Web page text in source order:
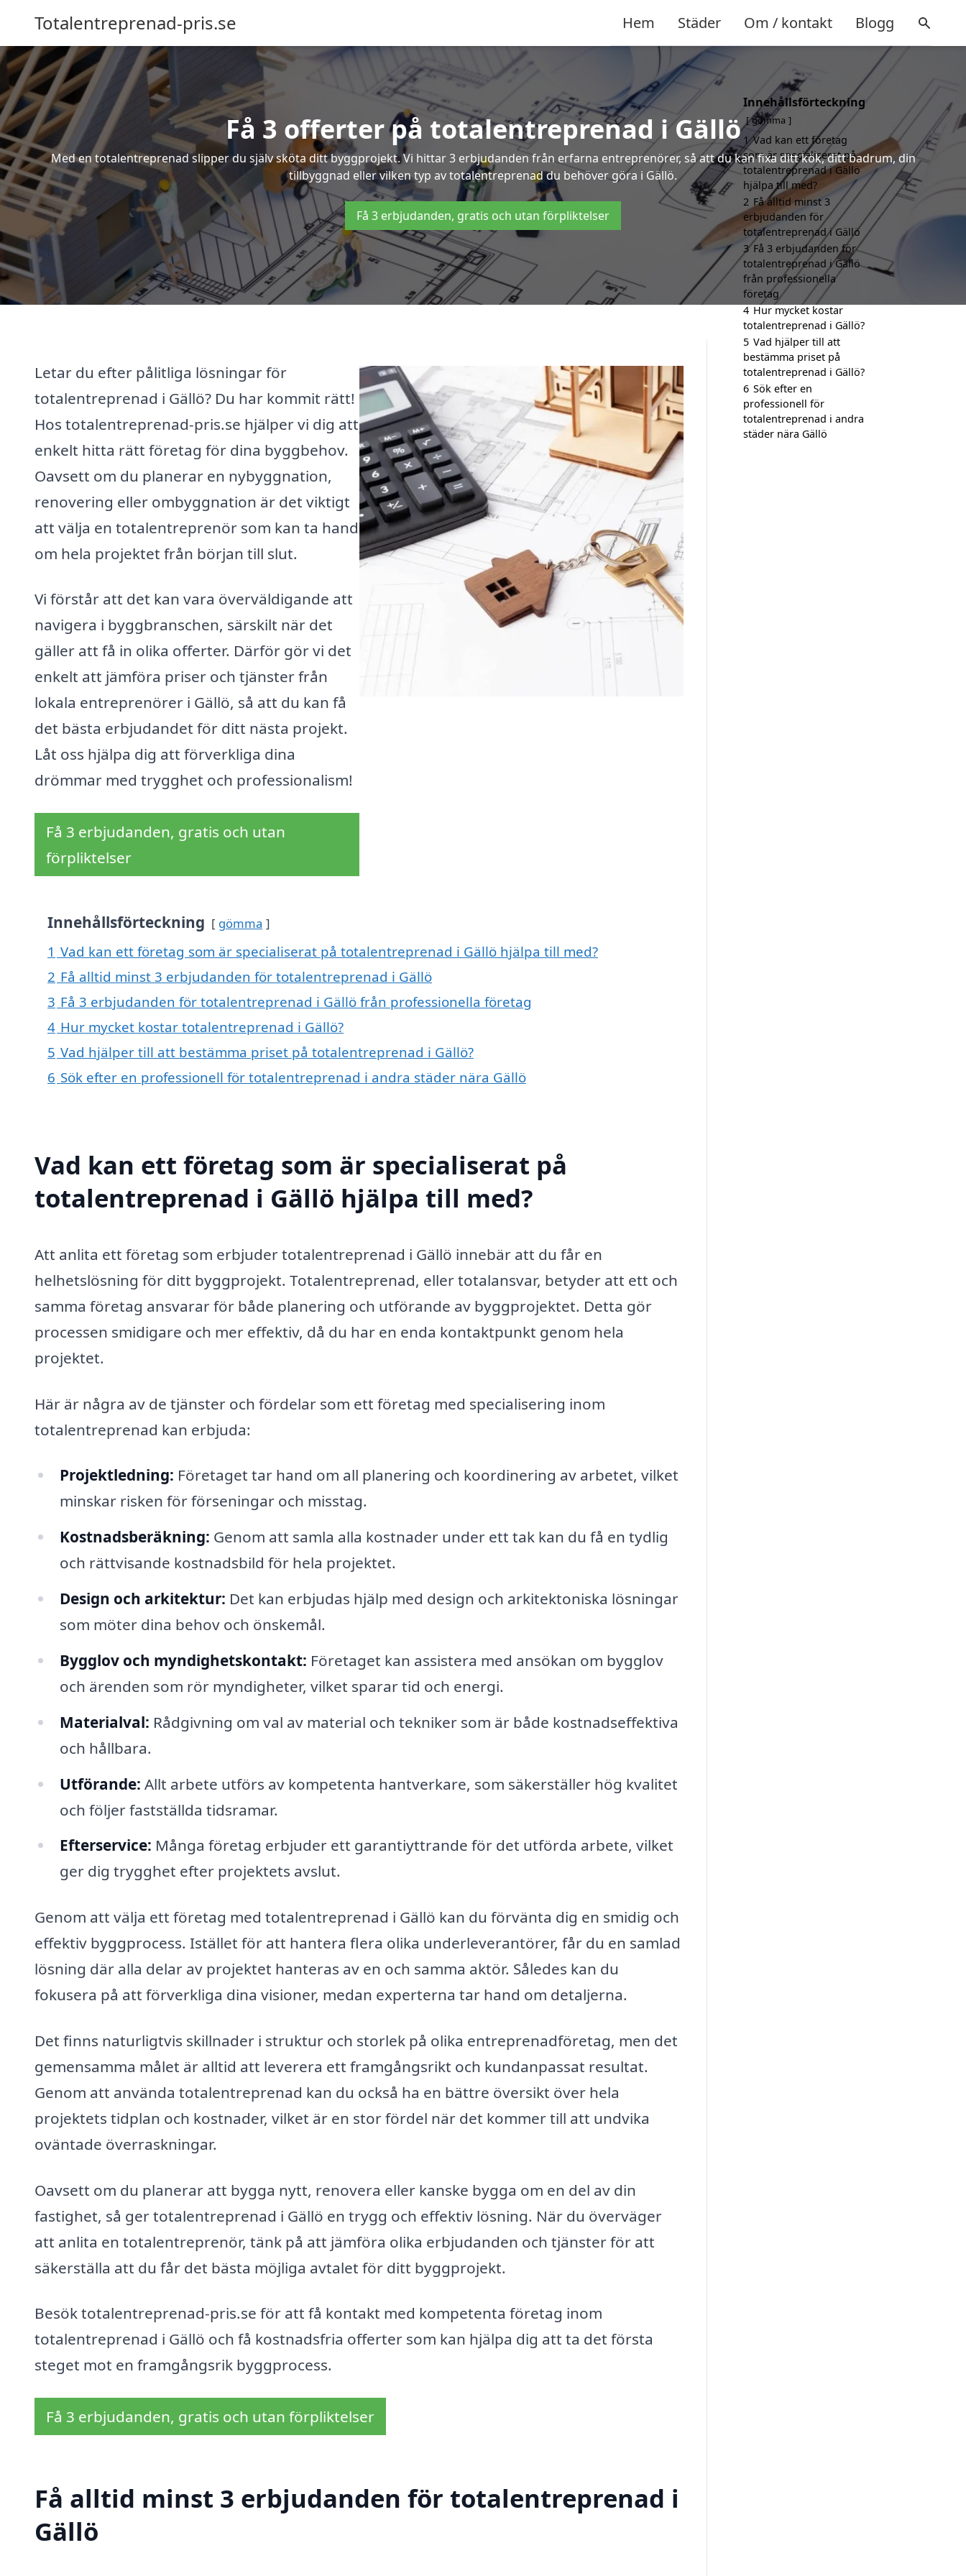
Totalentreprenad-pris.se Hem Städer Om / kontakt Blogg
Få 3 offerter på totalentreprenad i Gällö
Med en totalentreprenad slipper du själv sköta ditt byggprojekt. Vi hittar 3 erbjudanden från erfarna entreprenörer, så att du kan fixa ditt kök, ditt badrum, din
tillbyggnad eller vilken typ av totalentreprenad du behöver göra i Gällö.
Få 3 erbjudanden, gratis och utan förpliktelser
Letar du efter pålitliga lösningar för
totalentreprenad i Gällö? Du har kommit rätt!
Hos totalentreprenad-pris.se hjälper vi dig att
enkelt hitta rätt företag för dina byggbehov.
Oavsett om du planerar en nybyggnation,
renovering eller ombyggnation är det viktigt
att välja en totalentreprenör som kan ta hand
om hela projektet från början till slut.
Vi förstår att det kan vara överväldigande att
navigera i byggbranschen, särskilt när det
gäller att få in olika offerter. Därför gör vi det
enkelt att jämföra priser och tjänster från
lokala entreprenörer i Gällö, så att du kan få
det bästa erbjudandet för ditt nästa projekt.
Låt oss hjälpa dig att förverkliga dina
drömmar med trygghet och professionalism!
Få 3 erbjudanden, gratis och utan
förpliktelser
Innehållsförteckning gömma
1 Vad kan ett företag som är specialiserat på totalentreprenad i Gällö hjälpa till med?
2 Få alltid minst 3 erbjudanden för totalentreprenad i Gällö
3 Få 3 erbjudanden för totalentreprenad i Gällö från professionella företag
4 Hur mycket kostar totalentreprenad i Gällö?
5 Vad hjälper till att bestämma priset på totalentreprenad i Gällö?
6 Sök efter en professionell för totalentreprenad i andra städer nära Gällö
Vad kan ett företag som är specialiserat på
totalentreprenad i Gällö hjälpa till med?
Att anlita ett företag som erbjuder totalentreprenad i Gällö innebär att du får en
helhetslösning för ditt byggprojekt. Totalentreprenad, eller totalansvar, betyder att ett och
samma företag ansvarar för både planering och utförande av byggprojektet. Detta gör
processen smidigare och mer effektiv, då du har en enda kontaktpunkt genom hela
projektet.
Här är några av de tjänster och fördelar som ett företag med specialisering inom
totalentreprenad kan erbjuda:
Projektledning: Företaget tar hand om all planering och koordinering av arbetet, vilket
minskar risken för förseningar och misstag.
Kostnadsberäkning: Genom att samla alla kostnader under ett tak kan du få en tydlig
och rättvisande kostnadsbild för hela projektet.
Design och arkitektur: Det kan erbjudas hjälp med design och arkitektoniska lösningar
som möter dina behov och önskemål.
Bygglov och myndighetskontakt: Företaget kan assistera med ansökan om bygglov
och ärenden som rör myndigheter, vilket sparar tid och energi.
Materialval: Rådgivning om val av material och tekniker som är både kostnadseffektiva
och hållbara.
Utförande: Allt arbete utförs av kompetenta hantverkare, som säkerställer hög kvalitet
och följer fastställda tidsramar.
Efterservice: Många företag erbjuder ett garantiyttrande för det utförda arbete, vilket
ger dig trygghet efter projektets avslut.
Genom att välja ett företag med totalentreprenad i Gällö kan du förvänta dig en smidig och
effektiv byggprocess. Istället för att hantera flera olika underleverantörer, får du en samlad
lösning där alla delar av projektet hanteras av en och samma aktör. Således kan du
fokusera på att förverkliga dina visioner, medan experterna tar hand om detaljerna.
Det finns naturligtvis skillnader i struktur och storlek på olika entreprenadföretag, men det
gemensamma målet är alltid att leverera ett framgångsrikt och kundanpassat resultat.
Genom att använda totalentreprenad kan du också ha en bättre översikt över hela
projektets tidplan och kostnader, vilket är en stor fördel när det kommer till att undvika
oväntade överraskningar.
Oavsett om du planerar att bygga nytt, renovera eller kanske bygga om en del av din
fastighet, så ger totalentreprenad i Gällö en trygg och effektiv lösning. När du överväger
att anlita en totalentreprenör, tänk på att jämföra olika erbjudanden och tjänster för att
säkerställa att du får det bästa möjliga avtalet för ditt byggprojekt.
Besök totalentreprenad-pris.se för att få kontakt med kompetenta företag inom
totalentreprenad i Gällö och få kostnadsfria offerter som kan hjälpa dig att ta det första
steget mot en framgångsrik byggprocess.
Få 3 erbjudanden, gratis och utan förpliktelser
Få alltid minst 3 erbjudanden för totalentreprenad i
Gällö
Innehållsförteckning
gömma
1 Vad kan ett företag
som är specialiserat på
totalentreprenad i Gällö
hjälpa till med?
2 Få alltid minst 3
erbjudanden för
totalentreprenad i Gällö
3 Få 3 erbjudanden för
totalentreprenad i Gällö
från professionella
företag
4 Hur mycket kostar
totalentreprenad i Gällö?
5 Vad hjälper till att
bestämma priset på
totalentreprenad i Gällö?
6 Sök efter en
professionell för
totalentreprenad i andra
städer nära Gällö